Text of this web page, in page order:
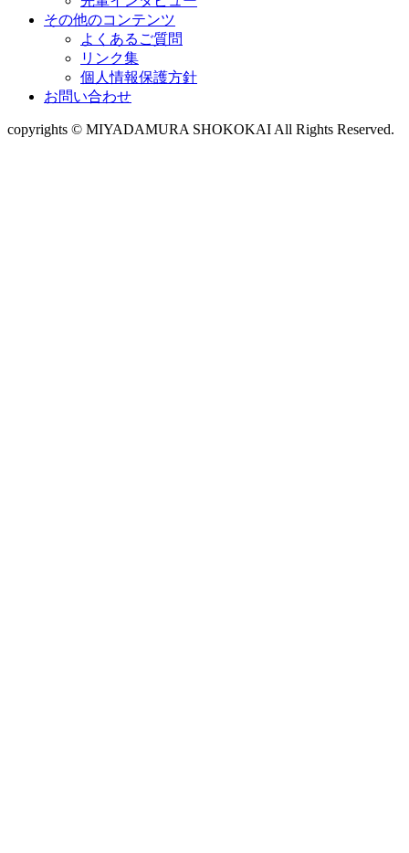
その他のコンテンツ
よくあるご質問
リンク集
個人情報保護方針
お問い合わせ
copyrights © MIYADAMURA SHOKOKAI All Rights Reserved.